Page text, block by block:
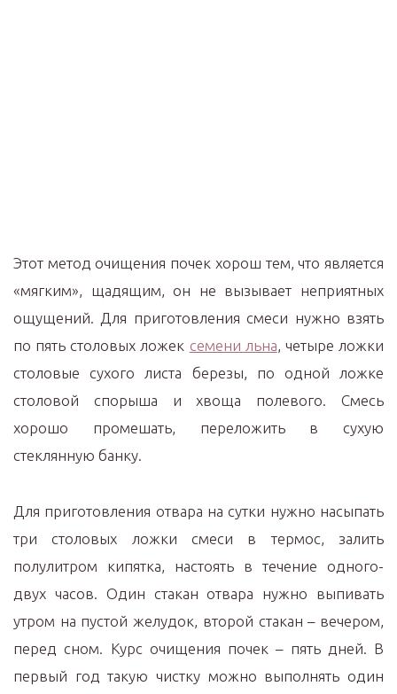
Этот метод очищения почек хорош тем, что является
«мягким», щадящим, он не вызывает неприятных
ощущений. Для приготовления смеси нужно взять
по пять столовых ложек семени льна, четыре ложки
столовые сухого листа березы, по одной ложке
столовой спорыша и хвоща полевого. Смесь
хорошо промешать, переложить в сухую
стеклянную банку.
Для приготовления отвара на сутки нужно насыпать
три столовых ложки смеси в термос, залить
полулитром кипятка, настоять в течение одного-
двух часов. Один стакан отвара нужно выпивать
утром на пустой желудок, второй стакан – вечером,
перед сном. Курс очищения почек – пять дней. В
первый год такую чистку можно выполнять один